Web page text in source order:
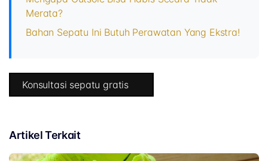
Merata?
Bahan Sepatu Ini Butuh Perawatan Yang Ekstra!
Konsultasi sepatu gratis
Artikel Terkait